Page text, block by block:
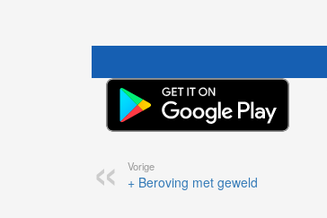
Vorige
+ Beroving met geweld